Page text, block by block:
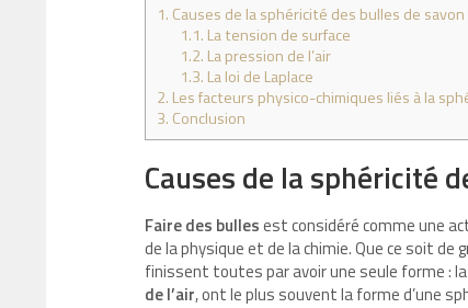
1. Causes de la sphéricité des bulles de savon
1.1. La tension de surface
1.2. La pression de l’air
1.3. La loi de Laplace
2. Les facteurs physico-chimiques liés à la
3. Conclusion
Causes de la sphéricité
Faire des bullesest considéré comme une
de la physique et de la chimie. Que ce soit
finissent toutes par avoir une seule forme :
de l’air, ont le plus souvent la forme d’une